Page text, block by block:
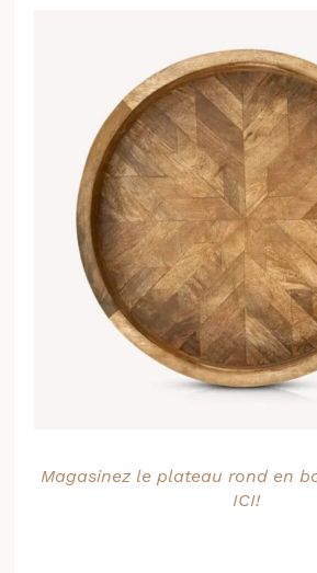
Magasinez le plateau rond en
ICI!